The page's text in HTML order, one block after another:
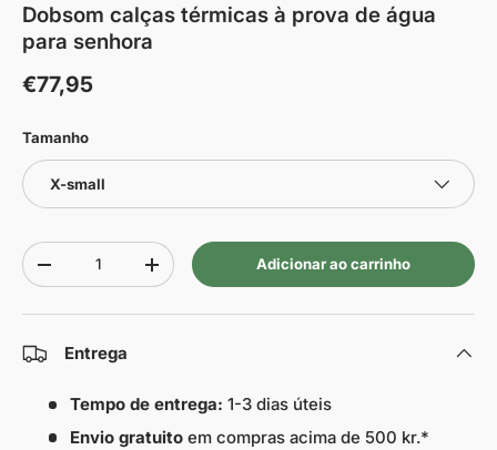
Dobsom calças térmicas à prova de água
para senhora
€77,95
Tamanho
X-small
Quantidade
-
+ Adicionar ao carrinho
Entrega
Tempo de entrega: 1-3 dias úteis
Envio gratuitoem compras acima de 500 kr.*